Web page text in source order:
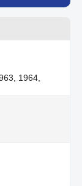
1964,